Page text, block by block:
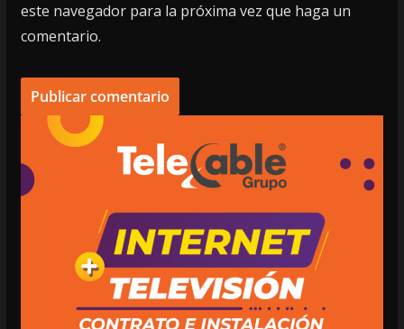
este navegador para la próxima vez que haga un
comentario.